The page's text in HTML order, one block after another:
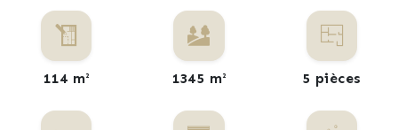
114 m² 1345 m² 5 pièces